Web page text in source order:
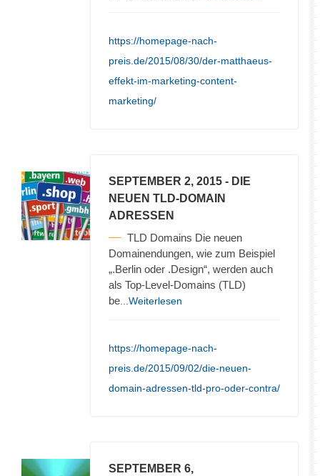
https://homepage-nach-
preis.de/2015/08/30/der-matthaeus-
effekt-im-marketing-content-
marketing/
SEPTEMBER 2, 2015 - DIE
NEUEN TLD-DOMAIN
ADRESSEN
TLD Domains Die neuen
Domainendungen, wie zum Beispiel
„.Berlin oder .Design“, werden auch
als Top-Level-Domains (TLD)
be ...Weiterlesen
https://homepage-nach-
preis.de/2015/09/02/die-neuen-
domain-adressen-tld-pro-oder-contra/
SEPTEMBER 6,